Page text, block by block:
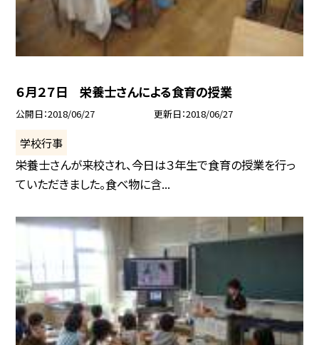
６月２７日 栄養士さんによる食育の授業
公開日 2018/06/27 更新日 2018/06/27
学校行事
栄養士さんが来校され、今日は３年生で食育の授業を行っ
ていただきました。食べ物に含...